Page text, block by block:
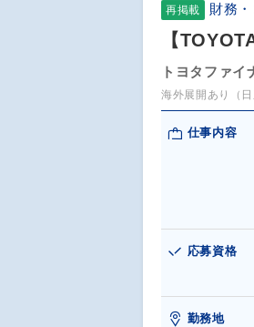
再掲載 財務
【
トヨタファイ
海外展開あり（
仕事内容
応募資格
勤務地